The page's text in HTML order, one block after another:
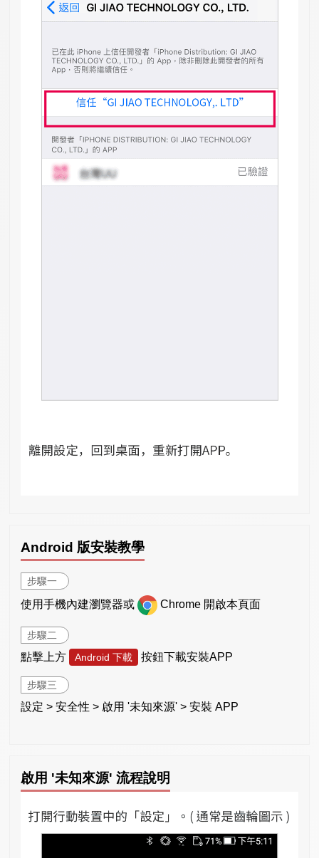
Android 版安裝教學
步驟一
使用手機內建瀏覽器或 Chrome 開啟本頁面
步驟二
點擊上方 Android 下載 按鈕下載安裝APP
步驟三
設定 > 安全性 > 啟用 '未知來源' > 安裝 APP
啟用 '未知來源' 流程說明